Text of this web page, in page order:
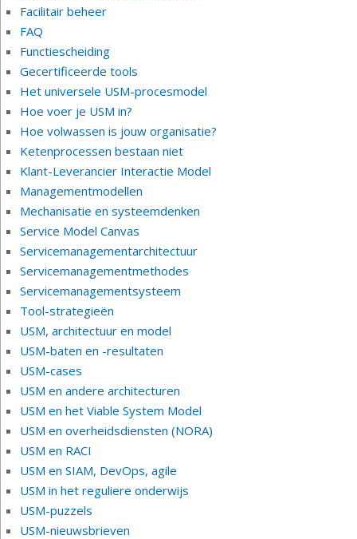
Facilitair beheer
FAQ
Functiescheiding
Gecertificeerde tools
Het universele USM-procesmodel
Hoe voer je USM in?
Hoe volwassen is jouw organisatie?
Ketenprocessen bestaan niet
Klant-Leverancier Interactie Model
Managementmodellen
Mechanisatie en systeemdenken
Service Model Canvas
Servicemanagementarchitectuur
Servicemanagementmethodes
Servicemanagementsysteem
Tool-strategieën
USM, architectuur en model
USM-baten en -resultaten
USM-cases
USM en andere architecturen
USM en het Viable System Model
USM en overheidsdiensten (NORA)
USM en RACI
USM en SIAM, DevOps, agile
USM in het reguliere onderwijs
USM-puzzels
USM-nieuwsbrieven